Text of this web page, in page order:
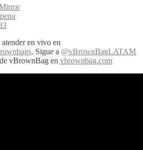
en vivo en
. Sigue a @vBrownBagLATAM
vBrownBag en vbrownbag.com